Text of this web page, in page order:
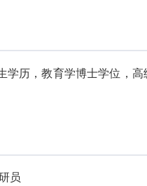
历，教育学博士学位，
员